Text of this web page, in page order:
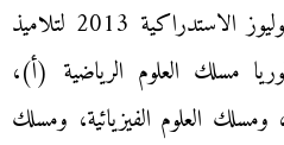
مادة «اللغة الإيطالية» دورة يوليوز الاستدراكية 2013 لتلاميذ
مسلك العلوم الرياضية (أ)،
العلوم الفيزيائية، ومسلك